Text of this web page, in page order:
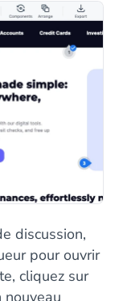
discussion,
pour ouvrir
cliquez sur
nouveau